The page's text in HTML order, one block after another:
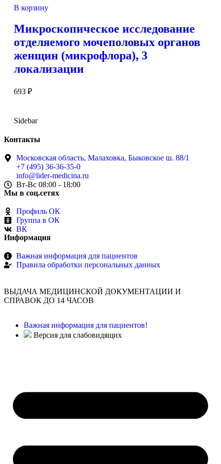
В корзину
Микроскопическое исследование
отделяемого мочеполовых органов
женщин (микрофлора), 3
локализации
693 ₽
Sidebar
Контакты
Московская область, Малаховка, Быковское ш. 88/1
+7 (495) 36-36-35-0
info@lider-medicina.ru
Вт-Вс 08:00 - 18:00
Мы в соц.сетях
Профиль ОК
Группа в ОК
ВК
Информация
Важная информация для пациентов
Правила обработки персональных данных
ВЫДАЧА МЕДИЦИНСКОЙ ДОКУМЕНТАЦИИ И
СПРАВОК ДО 14 ЧАСОВ
Важная информация для пациентов!
Версия для слабовидящих